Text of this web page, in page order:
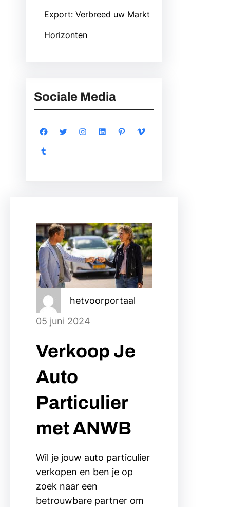
Export: Verbreed uw Markt
Horizonten
Sociale Media
Facebook Twitter Instagram LinkedIn Pinterest
Vimeo
Tumblr
hetvoorportaal
05 juni 2024
Verkoop Je
Auto
Particulier
met ANWB
Wil je jouw auto particulier
verkopen en ben je op
zoek naar een
betrouwbare partner om